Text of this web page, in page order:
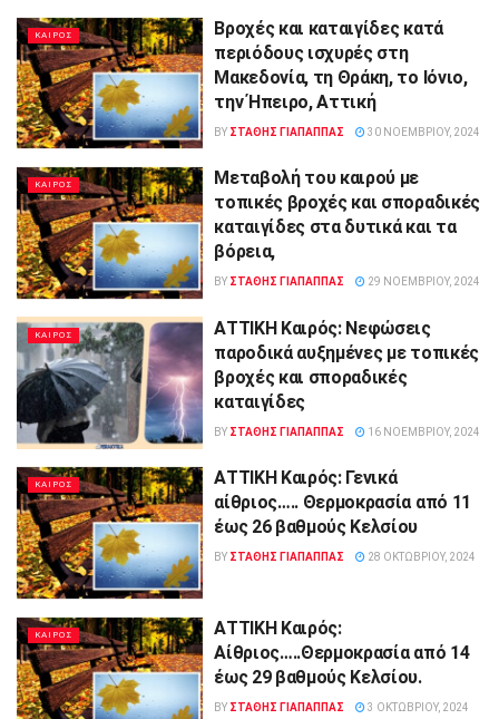
ΚΑΙΡΟΣ
Βροχές και καταιγίδες κατά
περιόδους ισχυρές στη
Μακεδονία, τη Θράκη, το Ιόνιο,
την Ήπειρο, Αττική
BY ΣΤΑΘΗΣ ΓΊΑΠΑΠΠΑΣ 30 ΝΟΕΜΒΡΊΟΥ, 2024
ΚΑΙΡΟΣ
Μεταβολή του καιρού με
τοπικές βροχές και σποραδικές
καταιγίδες στα δυτικά και τα
βόρεια,
BY ΣΤΑΘΗΣ ΓΊΑΠΑΠΠΑΣ 29 ΝΟΕΜΒΡΊΟΥ, 2024
ΚΑΙΡΟΣ
ΑΤΤΙΚΗ Καιρός: Νεφώσεις
παροδικά αυξημένες με τοπικές
βροχές και σποραδικές
καταιγίδες
BY ΣΤΑΘΗΣ ΓΊΑΠΑΠΠΑΣ 16 ΝΟΕΜΒΡΊΟΥ, 2024
ΚΑΙΡΟΣ
ΑΤΤΙΚΗ Καιρός: Γενικά
αίθριος….. Θερμοκρασία από 11
έως 26 βαθμούς Κελσίου
BY ΣΤΑΘΗΣ ΓΊΑΠΑΠΠΑΣ 28 ΟΚΤΩΒΡΊΟΥ, 2024
ΚΑΙΡΟΣ
ΑΤΤΙΚΗ Καιρός:
Αίθριος…..Θερμοκρασία από 14
έως 29 βαθμούς Κελσίου.
BY ΣΤΑΘΗΣ ΓΊΑΠΑΠΠΑΣ 3 ΟΚΤΩΒΡΊΟΥ, 2024